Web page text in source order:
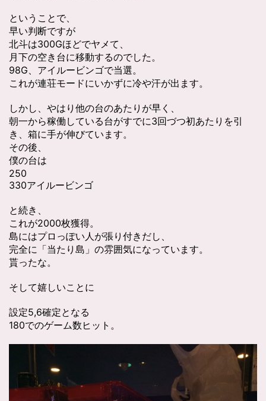
ということで、
早い判断ですが
北斗は300Gほどでヤメて、
月下の空き台に移動するのでした。
98G、アイルービンゴで当選。
これが連荘モードにいかずに冷や汗が出ます。
しかし、やはり他の台のあたりが早く、
朝一から稼働している台がすでに3回づつ初あたりを引
き、箱に手が伸びています。
その後、
僕の台は
250
330アイルービンゴ
と続き、
これが2000枚獲得。
島にはプロっぽい人が張り付きだし、
完全に「当たり島」の雰囲気になっています。
貰ったな。
そして嬉しいことに
設定5,6確定となる
180でのゲーム数ヒット。